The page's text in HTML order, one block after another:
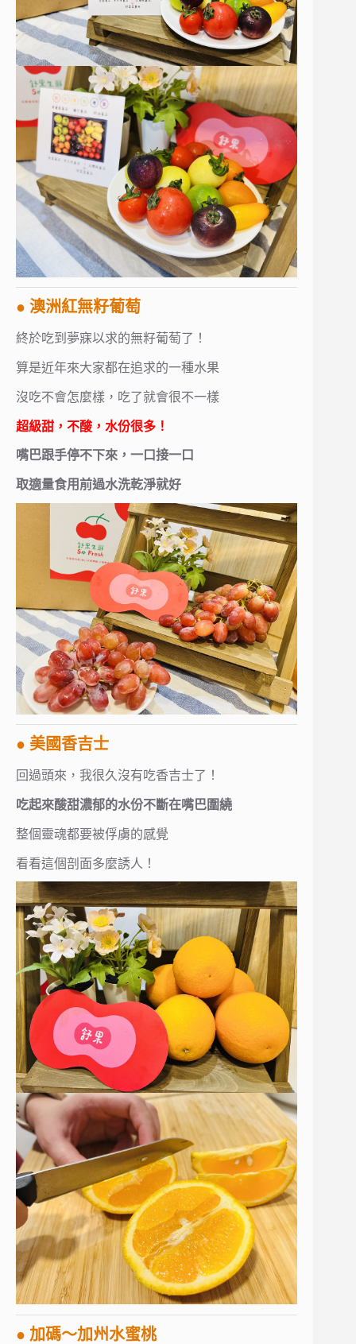
● 澳洲紅無籽葡萄
終於吃到夢寐以求的無籽葡萄了！
算是近年來大家都在追求的一種水果
沒吃不會怎麼樣，吃了就會很不一樣
超級甜，不酸，水份很多！
嘴巴跟手停不下來，一口接一口
取適量食用前過水洗乾淨就好
● 美國香吉士
回過頭來，我很久沒有吃香吉士了！
吃起來酸甜濃郁的水份不斷在嘴巴圍繞
整個靈魂都要被俘虜的感覺
看看這個剖面多麼誘人！
● 加碼～加州水蜜桃